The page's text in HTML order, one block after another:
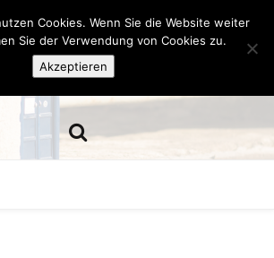
Cookies. Wenn Sie die Website weiter
Sie der Verwendung von Cookies zu.
Akzeptieren